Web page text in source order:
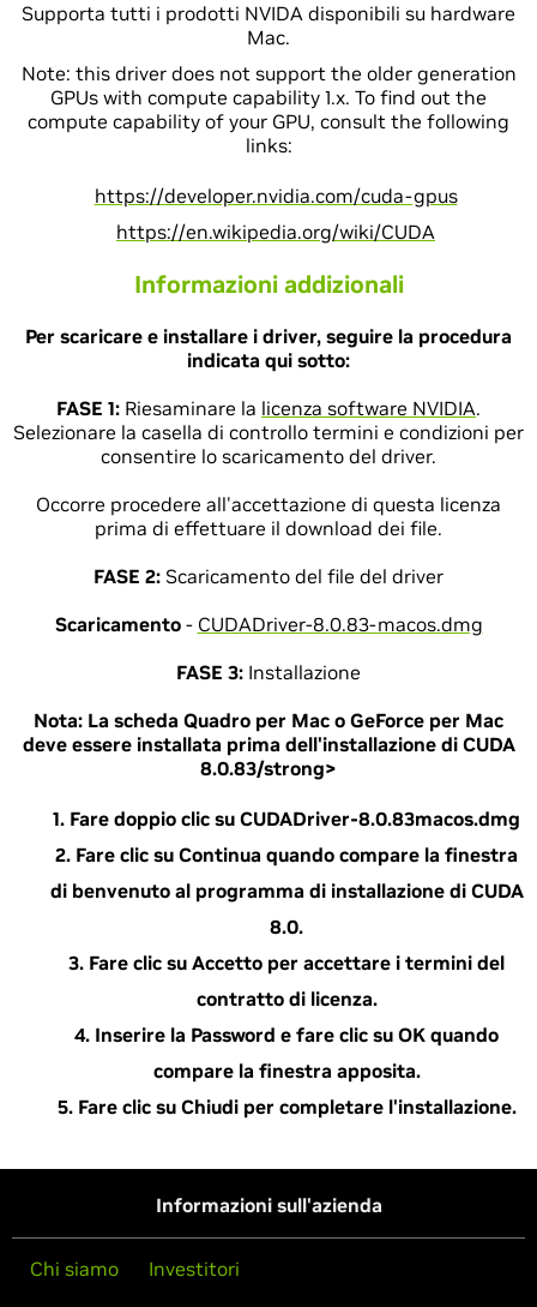
Supporta tutti i prodotti NVIDA disponibili su hardware
Mac.
Note: this driver does not support the older generation
GPUs with compute capability 1.x. To find out the
compute capability of your GPU, consult the following
links:
https://developer.nvidia.com/cuda-gpus
https://en.wikipedia.org/wiki/CUDA
Informazioni addizionali
Per scaricare e installare i driver, seguire la procedura
indicata qui sotto:
FASE 1: Riesaminare la licenza software NVIDIA.
Selezionare la casella di controllo termini e condizioni per
consentire lo scaricamento del driver.
Occorre procedere all'accettazione di questa licenza
prima di effettuare il download dei file.
FASE 2: Scaricamento del file del driver
Scaricamento- CUDADriver-8.0.83-macos.dmg
FASE 3: Installazione
Nota: La scheda Quadro per Mac o GeForce per Mac
deve essere installata prima dell'installazione di CUDA
8.0.83/strong>
Fare doppio clic su CUDADriver-8.0.83macos.dmg
Fare clic su Continua quando compare la finestra
di benvenuto al programma di installazione di CUDA
8.0.
Fare clic su Accetto per accettare i termini del
contratto di licenza.
Inserire la Password e fare clic su OK quando
compare la finestra apposita.
Fare clic su Chiudi per completare l'installazione.
Informazioni sull'azienda
Chi siamo Investitori